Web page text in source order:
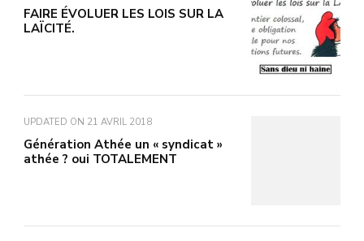
FAIRE ÉVOLUER LES LOIS SUR LA
LAÏCITÉ.
UPDATED ON 21 AVRIL 2018
Génération Athée un « syndicat »
athée ? oui TOTALEMENT